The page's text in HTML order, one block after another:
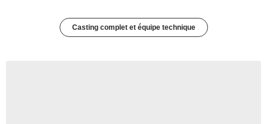
Casting complet et équipe technique